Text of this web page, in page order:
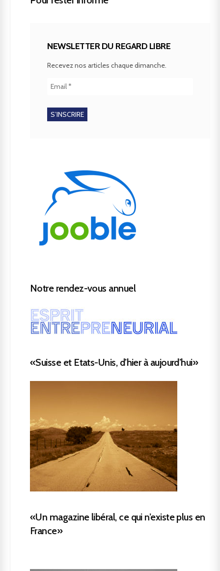
NEWSLETTER DU REGARD LIBRE
Recevez nos articles chaque dimanche.
Notre rendez-vous annuel
«Suisse et Etats-Unis, d’hier à aujourd’hui»
«Un magazine libéral, ce qui n’existe plus en
France»